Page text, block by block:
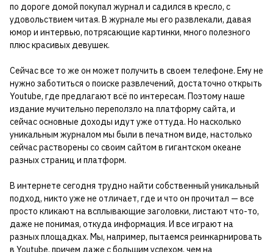
по дороге домой покупал журнал и садился в кресло, с
удовольствием читая. В журнале мы его развлекали, давая
юмор и интервью, потрясающие картинки, много полезного
плюс красивых девушек.
Сейчас все то же он может получить в своем телефоне. Ему не
нужно заботиться о поиске развлечений, достаточно открыть
Youtube, где предлагают всё по интересам. Поэтому наше
издание мучительно переползло на платформу сайта, и
сейчас основные доходы идут уже оттуда. Но насколько
уникальным журналом мы были в печатном виде, настолько
сейчас растворены со своим сайтом в гигантском океане
разных страниц и платформ.
В интернете сегодня трудно найти собственный уникальный
подход, никто уже не отличает, где и что он прочитал — все
просто кликают на всплывающие заголовки, листают что-то,
даже не понимая, откуда информация. И все играют на
разных площадках. Мы, например, пытаемся реинкарнировать
в Youtube, причем даже с большим успехом, чем на